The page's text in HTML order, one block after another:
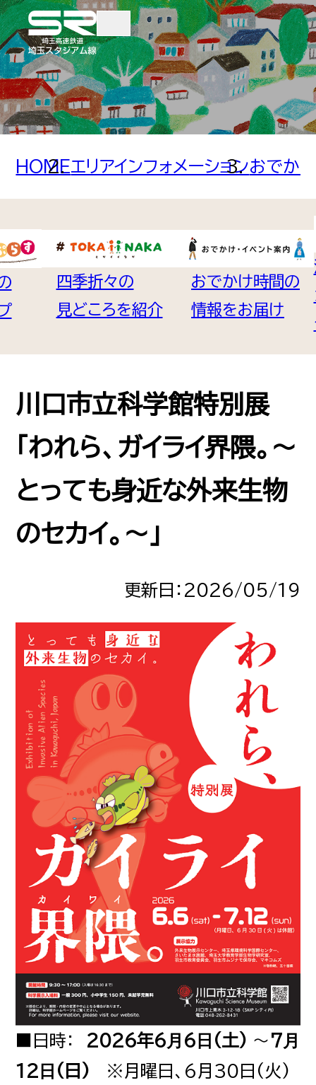
TOP
TRAINS AND
時刻表検索
各駅案内
東川口
ひがしかわぐち
戸塚安行
とづかあんぎょう
鳩ヶ谷
はとがや
南鳩ヶ谷
みなみはとがや
川口元郷
かわぐちもとごう
赤羽岩淵
あかばねいわぶち
乗車券・PASMO
よくあるご質問
お忘れ物について
HOMEエリアインフォメーションおでかけ
四季折々の
見どころを紹介
おでかけ時間の
情報をお届け
川口市立科学館特別展
「われら、ガイライ界隈。～
とっても身近な外来生物
のセカイ。～」
更新日： 2026/05/19
■日時： 2026年6⽉6⽇(土) ～ 7⽉
12⽇(日) ※月曜日、6月30日(火)